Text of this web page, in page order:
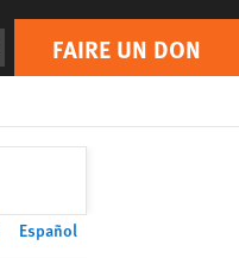
FAIRE UN DON
FAIRE UN DON
Español